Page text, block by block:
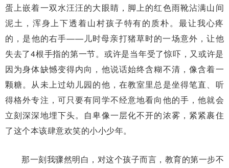
蛋上嵌着一双水汪汪的大眼睛，脚上的红色雨靴沾满山间
泥土，浑身上下透着山村孩子特有的质朴。最让我心疼
的，是他的右手——儿时母亲打猪草时的一场意外，让他
失去了4根手指的第一节。或许是当年受了惊吓，又或许是
因为身体缺憾变得内向，他说话始终含糊不清，像含着一
颗糖。从未上过幼儿园的他，在教室里总是坐得笔直、听
得格外专注，可只要有同学不经意地看向他的手，他就会
立刻深深地埋下头。自卑像一层化不开的浓雾，紧紧裹住
了这个本该肆意欢笑的小小少年。
那一刻我骤然明白，对这个孩子而言，教育的第一步不